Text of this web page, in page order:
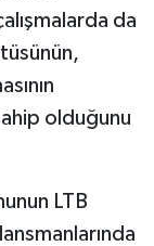
da
olduğunu
LTB